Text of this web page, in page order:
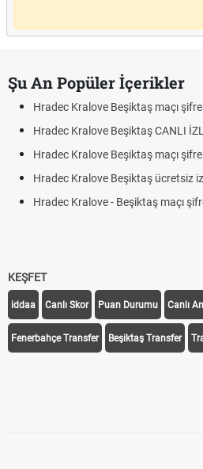
Şu An Popüler İçerikler
Hradec Kralove Beşiktaş maçı
Hradec Kralove Beşiktaş CANLI
Hradec Kralove Beşiktaş maçı
Hradec Kralove Beşiktaş ücretsiz
Hradec Kralove - Beşiktaş maçı
KEŞFET
iddaa Canlı Skor Puan Durumu Canlı
Fenerbahçe Transfer Beşiktaş Transfer